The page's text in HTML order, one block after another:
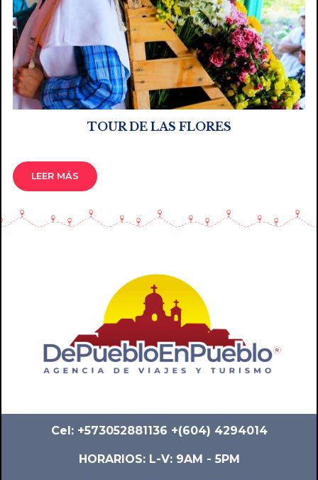
TOUR DE LAS FLORES
LEER MÁS
Cel: +573052881136 +(604) 4294014
HORARIOS: L-V: 9AM - 5PM